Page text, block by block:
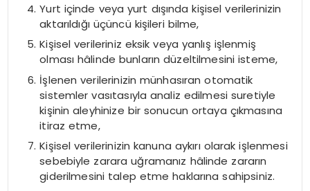
Yurt içinde veya yurt dışında kişisel verilerinizin
aktarıldığı üçüncü kişileri bilme,
Kişisel verileriniz eksik veya yanlış işlenmiş
olması hâlinde bunların düzeltilmesini isteme,
İşlenen verilerinizin münhasıran otomatik
sistemler vasıtasıyla analiz edilmesi suretiyle
kişinin aleyhinize bir sonucun ortaya çıkmasına
itiraz etme,
Kişisel verilerinizin kanuna aykırı olarak işlenmesi
sebebiyle zarara uğramanız hâlinde zararın
giderilmesini talep etme haklarına sahipsiniz.